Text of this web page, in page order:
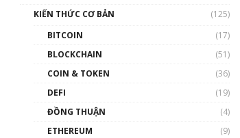
Blockchain
Nhân sự tương lại ngành
Blockchain Việt Nam | Phổ
cập Blockchain
Blockchain đang được ứng
KIẾN THỨC CƠ BẢN
(125)
BITCOIN
(17)
BLOCKCHAIN
(51)
COIN & TOKEN
(36)
DEFI
(19)
ĐỒNG THUẬN
(4)
ETHEREUM
(9)